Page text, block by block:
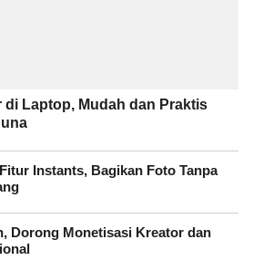
di Laptop, Mudah dan Praktis
Instants, Bagikan Foto Tanpa
Dorong Monetisasi Kreator dan